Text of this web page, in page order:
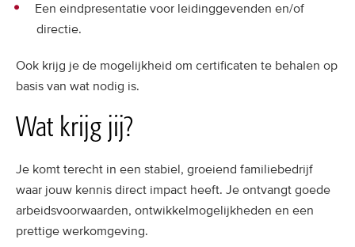
Een eindpresentatie voor leidinggevenden en/of
directie.
Ook krijg je de mogelijkheid om certificaten te behalen op
basis van wat nodig is.
Wat krijg jij?
Je komt terecht in een stabiel, groeiend familiebedrijf
waar jouw kennis direct impact heeft. Je ontvangt goede
arbeidsvoorwaarden, ontwikkelmogelijkheden en een
prettige werkomgeving.